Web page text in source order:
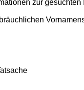
zur gesuchten